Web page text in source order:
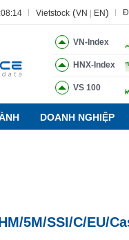
Vietstock (VN EN)
VN-Index
HNX-Index
VS 100
DOANH NGHIỆP
5M/SSI/C/EU/
Mã chứng khoán